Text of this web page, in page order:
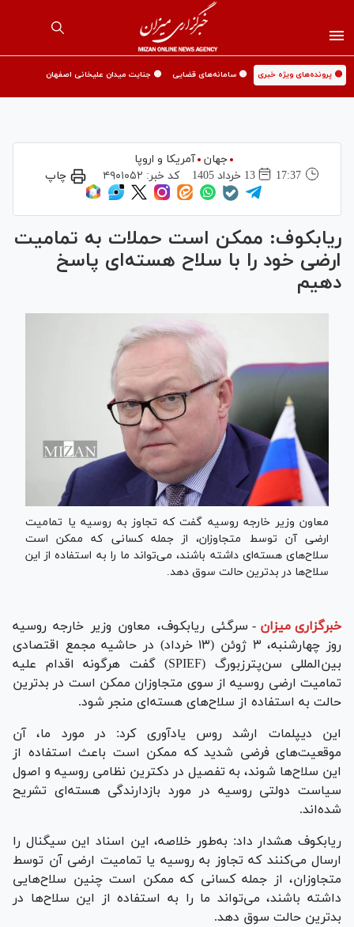
🟡 پرونده‌های ویژه خبری 🟡 سامانه‌های قضایی 🟡 جنایت میدان علیخانی اصفهان
جهان
آمریکا و اروپا
17:37
13 خرداد 1405 کد خبر: ۴۹۰۱۰۵۲ چاپ
ریابکوف: ممکن است حملات به تمامیت
ارضی خود را با سلاح هسته‌ای پاسخ
دهیم
معاون وزیر خارجه روسیه گفت که تجاوز به روسیه یا تمامیت
ارضی آن توسط متجاوزان، از جمله کسانی که ممکن است
سلاح‌های هسته‌ای داشته باشند، می‌تواند ما را به استفاده از این
سلاح‌ها در بدترین حالت سوق دهد.
خبرگزاری میزان - سرگئی ریابکوف، معاون وزیر خارجه روسیه
روز چهارشنبه، ۳ ژوئن (۱۳ خرداد) در حاشیه مجمع اقتصادی
بین‌المللی سن‌پترزبورگ (SPIEF) گفت هرگونه اقدام علیه
تمامیت ارضی روسیه از سوی متجاوزان ممکن است در بدترین
حالت به استفاده از سلاح‌های هسته‌ای منجر شود.
این دیپلمات ارشد روس یادآوری کرد: در مورد ما، آن
موقعیت‌های فرضی شدید که ممکن است باعث استفاده از
این سلاح‌ها شوند، به تفصیل در دکترین نظامی روسیه و اصول
سیاست دولتی روسیه در مورد بازدارندگی هسته‌ای تشریح
شده‌اند.
ریابکوف هشدار داد: به‌طور خلاصه، این اسناد این سیگنال را
ارسال می‌کنند که تجاوز به روسیه یا تمامیت ارضی آن توسط
متجاوزان، از جمله کسانی که ممکن است چنین سلاح‌هایی
داشته باشند، می‌تواند ما را به استفاده از این سلاح‌ها در
بدترین حالت سوق دهد.